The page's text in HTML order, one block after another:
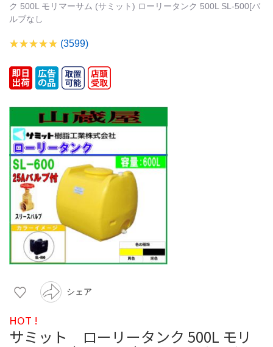
ク 500L モリマーサム (サミット) ローリータンク 500L SL-500[バ
ルブなし
(3599)
シェア
HOT !
サミット ローリータンク 500L モリ